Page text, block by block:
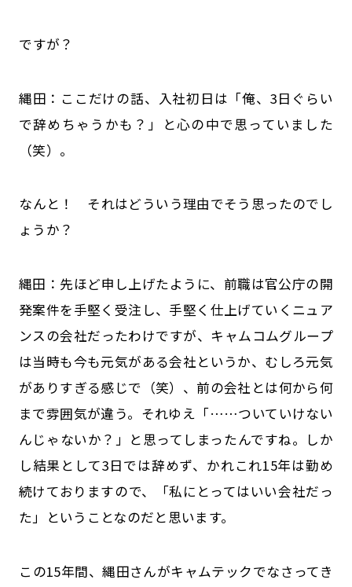
――ですが？
縄田：ここだけの話、入社初日は「俺、3日ぐらい
で辞めちゃうかも？」と心の中で思っていました
（笑）。
――なんと！ それはどういう理由でそう思ったのでし
ょうか？
縄田：先ほど申し上げたように、前職は官公庁の開
発案件を手堅く受注し、手堅く仕上げていくニュア
ンスの会社だったわけですが、キャムコムグループ
は当時も今も元気がある会社というか、むしろ元気
がありすぎる感じで（笑）、前の会社とは何から何
まで雰囲気が違う。それゆえ「……ついていけない
んじゃないか？」と思ってしまったんですね。しか
し結果として3日では辞めず、かれこれ15年は勤め
続けておりますので、「私にとってはいい会社だっ
た」ということなのだと思います。
――この15年間、縄田さんがキャムテックでなさってき